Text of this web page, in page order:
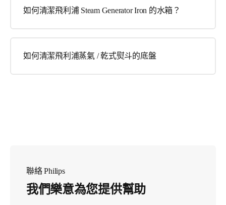
如何清潔飛利浦 Steam Generator Iron 的水箱？
如何清潔飛利浦蒸氣 / 乾式熨斗的底盤
聯絡 Philips
我們樂意為您提供幫助